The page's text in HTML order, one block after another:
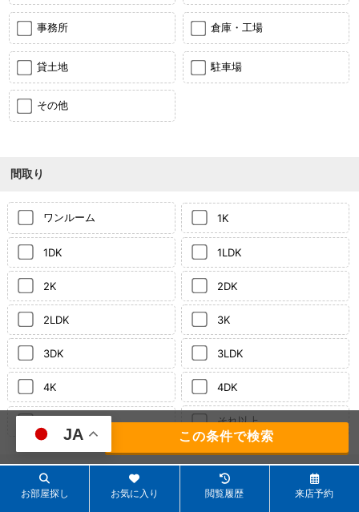
事務所 倉庫・工場
貸土地 駐車場
その他
間取り
ワンルーム 1K
1DK 1LDK
2K 2DK
2LDK 3K
3DK 3LDK
4K 4DK
それ以上
139 件
お部屋探し お気に入り 閲覧履歴 来店予約
JA